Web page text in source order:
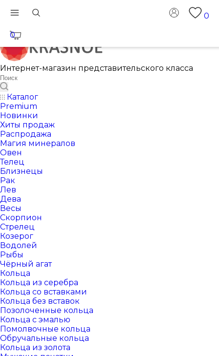
0
0
Интернет-магазин представительского класса
Каталог
Premium
Новинки
Хиты продаж
Распродажа
Магия минералов
Овен
Телец
Близнецы
Рак
Лев
Дева
Весы
Скорпион
Стрелец
Козерог
Водолей
Рыбы
Чёрный агат
Кольца
Кольца из серебра
Кольца со вставками
Кольца без вставок
Позолоченные кольца
Кольца с эмалью
Помолвочные кольца
Обручальные кольца
Кольца из золота